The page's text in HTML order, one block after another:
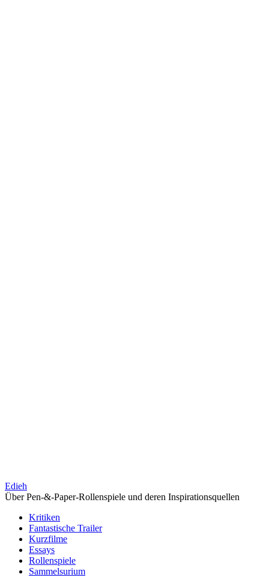
Edieh
Über Pen-&-Paper-Rollenspiele und deren Inspirationsquellen
Kritiken
Fantastische Trailer
Kurzfilme
Essays
Rollenspiele
Sammelsurium